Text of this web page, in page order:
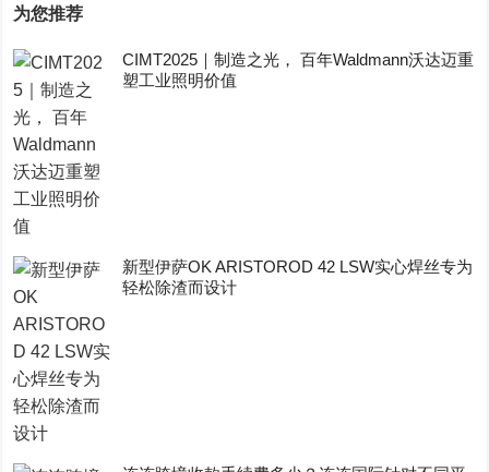
为您推荐
CIMT2025｜制造之光， 百年Waldmann沃达迈重
塑工业照明价值
新型伊萨OK ARISTOROD 42 LSW实心焊丝专为
轻松除渣而设计